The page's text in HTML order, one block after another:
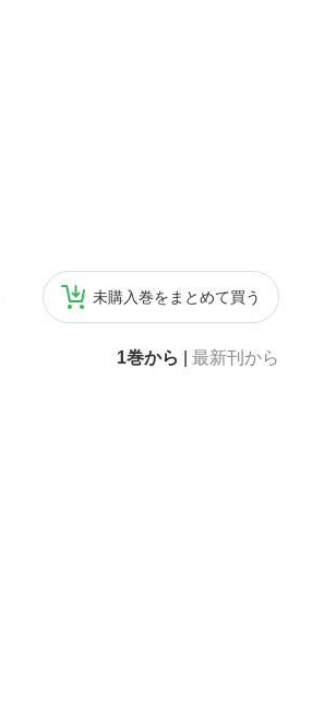
未購入巻をまとめて買う
1巻から 最新刊から